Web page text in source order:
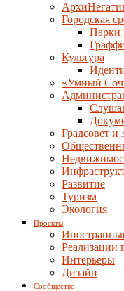
Городская
Парки
Культура
«Умный
Градсовет и
Развитие
Туризм
Экология
Проекты
Реализации
Интерьеры
Дизайн
Сообщество